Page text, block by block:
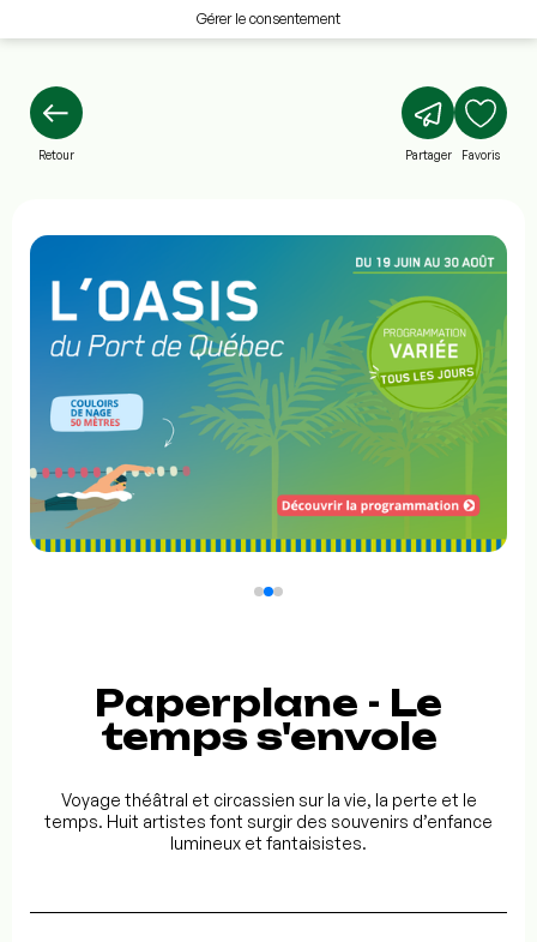
Gérer le consentement
Retour Partager Favoris
Paperplane - Le
temps s'envole
Voyage théâtral et circassien sur la vie, la perte et le
temps. Huit artistes font surgir des souvenirs d’enfance
lumineux et fantaisistes.